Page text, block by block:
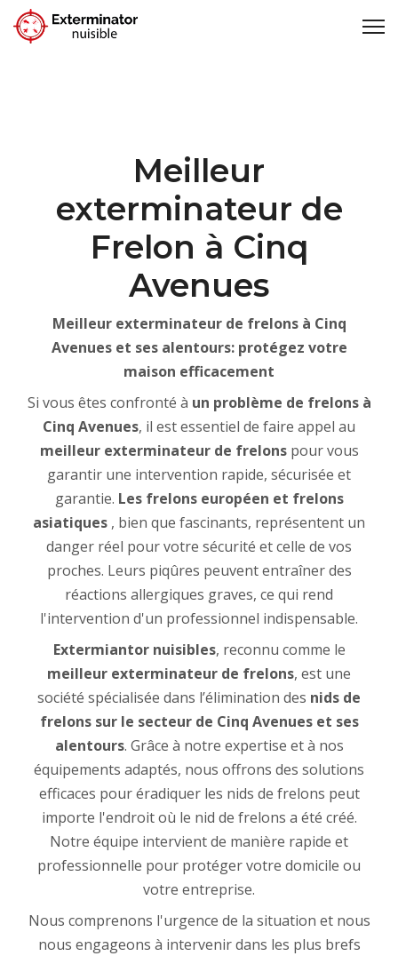
Meilleur
exterminateur de
Frelon à Cinq
Avenues
Meilleur exterminateur de frelons à Cinq
Avenues et ses alentours: protégez votre
maison efficacement
Si vous êtes confronté à un problème de frelons à
Cinq Avenues, il est essentiel de faire appel au
meilleur exterminateur de frelonspour vous
garantir une intervention rapide, sécurisée et
garantie. Les frelons européen et frelons
asiatiques , bien que fascinants, représentent un
danger réel pour votre sécurité et celle de vos
proches. Leurs piqûres peuvent entraîner des
réactions allergiques graves, ce qui rend
l'intervention d'un professionnel indispensable.
Extermiantor nuisibles, reconnu comme le
meilleur exterminateur de frelons, est une
société spécialisée dans l’élimination des nids de
frelons sur le secteur de Cinq Avenues et ses
alentours. Grâce à notre expertise et à nos
équipements adaptés, nous offrons des solutions
efficaces pour éradiquer les nids de frelons peut
importe l'endroit où le nid de frelons a été créé.
Notre équipe intervient de manière rapide et
professionnelle pour protéger votre domicile ou
votre entreprise.
Nous comprenons l'urgence de la situation et nous
nous engageons à intervenir dans les plus brefs